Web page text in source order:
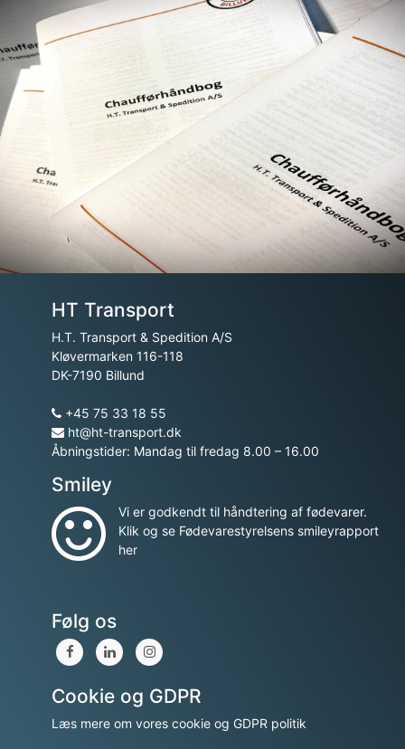
HT Transport
H.T. Transport & Spedition A/S
Kløvermarken 116-118
DK-7190 Billund
+45 75 33 18 55
ht@ht-transport.dk
Åbningstider: Mandag til fredag 8.00 – 16.00
Smiley
Vi er godkendt til håndtering af fødevarer.
Klik og se Fødevarestyrelsens smileyrapport
her
Følg os
Cookie og GDPR
Læs mere om vores cookie og GDPR politik